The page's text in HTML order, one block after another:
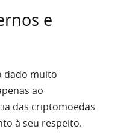
e
dado muito
ao
das criptomoedas
à seu respeito.